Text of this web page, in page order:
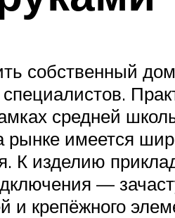
собственный
средней
имеется
К изделию
—
и крепёжного